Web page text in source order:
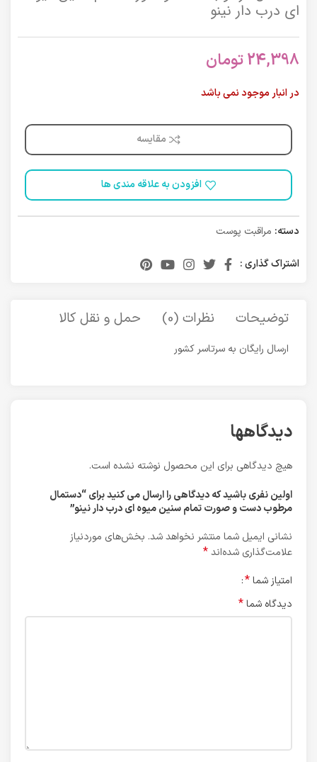
ای درب دار نینو
24,398تومان
در انبار موجود نمی باشد
مقایسه
افزودن به علاقه مندی ها
دسته: مراقبت پوست
اشتراک گذاری :
توضیحات نظرات (0) حمل و نقل کالا
ارسال رایگان به سرتاسر کشور
دیدگاهها
هیچ دیدگاهی برای این محصول نوشته نشده است.
اولین نفری باشید که دیدگاهی را ارسال می کنید برای “دستمال
مرطوب دست و صورت تمام سنین میوه ای درب دار نینو”
نشانی ایمیل شما منتشر نخواهد شد. بخش‌های موردنیاز
علامت‌گذاری شده‌اند*
امتیاز شما*
دیدگاه شما*